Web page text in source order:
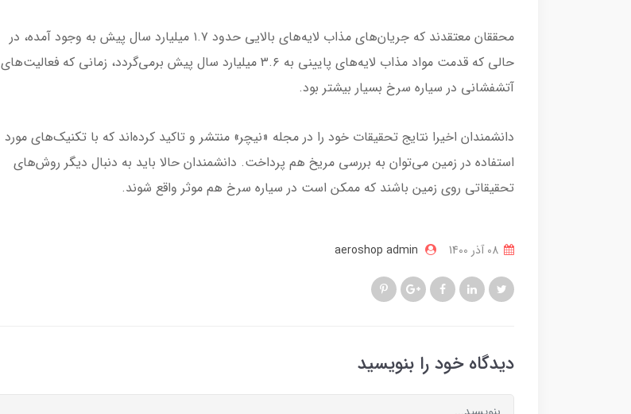
محققان معتقدند که جریان‌های مذاب لایه‌های بالایی حدود ۱.۷ میلیارد سال پیش به وجود آمده، در
حالی که قدمت مواد مذاب لایه‌های پایینی به ۳.۶ میلیارد سال پیش برمی‌گردد، زمانی که فعالیت‌های
آتشفشانی در سیاره سرخ بسیار بیشتر بود.
دانشمندان اخیرا نتایج تحقیقات خود را در مجله «نیچر» منتشر و تاکید کرده‌اند که با تکنیک‌های مورد
استفاده در زمین می‌توان به بررسی مریخ هم پرداخت. دانشمندان حالا باید به دنبال دیگر روش‌های
تحقیقاتی روی زمین باشند که ممکن است در سیاره سرخ هم موثر واقع شوند.
aeroshop admin
دیدگاه خود را بنویسید